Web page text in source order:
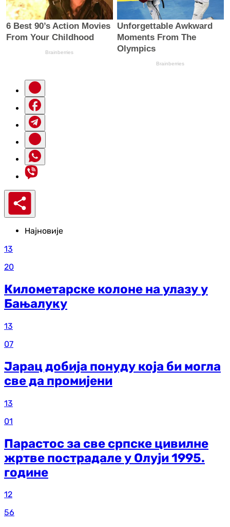
Најновије
13
20
Километарске колоне на улазу у
Бањалуку
13
07
Јарац добија понуду која би могла
све да промијени
13
01
Парастос за све српске цивилне
жртве пострадале у Олуји 1995.
године
12
56